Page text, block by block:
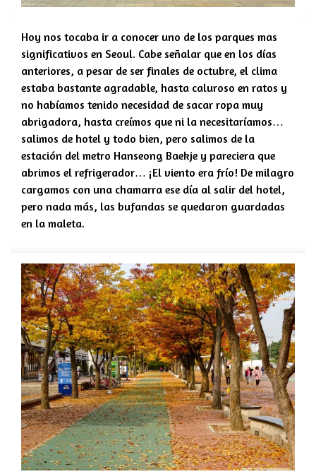
Hoy nos tocaba ir a conocer uno de los parques mas
significativos en Seoul. Cabe señalar que en los días
anteriores, a pesar de ser finales de octubre, el clima
estaba bastante agradable, hasta caluroso en ratos y
no habíamos tenido necesidad de sacar ropa muy
abrigadora, hasta creímos que ni la necesitaríamos…
salimos de hotel y todo bien, pero salimos de la
estación del metro Hanseong Baekje y pareciera que
abrimos el refrigerador… ¡El viento era frío! De milagro
cargamos con una chamarra ese día al salir del hotel,
pero nada más, las bufandas se quedaron guardadas
en la maleta.